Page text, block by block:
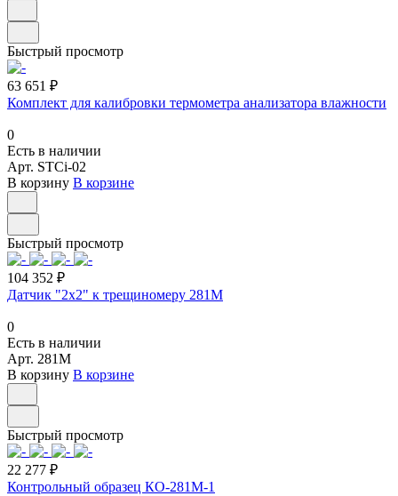
Быстрый просмотр
63 651 ₽
Комплект для калибровки термометра анализатора влажности
0
Есть в наличии
Арт. STCi-02
В корзину В корзине
Быстрый просмотр
104 352 ₽
Датчик "2х2" к трещиномеру 281М
0
Есть в наличии
Арт. 281М
В корзину В корзине
Быстрый просмотр
22 277 ₽
Контрольный образец КО-281М-1